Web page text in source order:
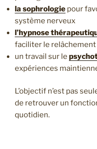
la sophrologie pour
système nerveux
l’hypnose
faciliter le relâchement
un travail sur le
expériences
L’objectif n’est pas
de retrouver un
quotidien.